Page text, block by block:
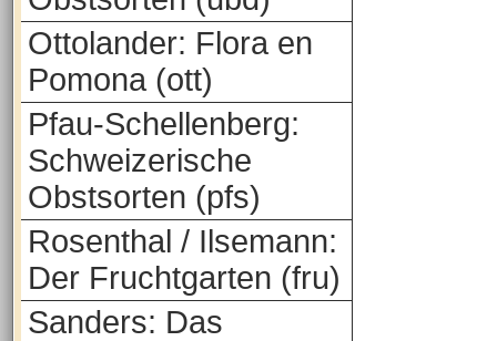
Ottolander: Flora en
Pomona (ott)
Pfau-Schellenberg:
Schweizerische
Obstsorten (pfs)
Rosenthal / Ilsemann:
Der Fruchtgarten (fru)
Sanders: Das